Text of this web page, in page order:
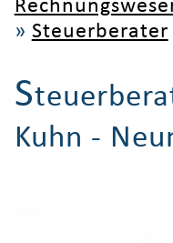
» Steuerberater
S
Kuhn -